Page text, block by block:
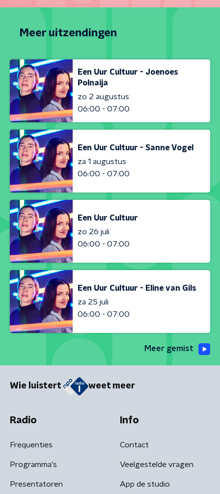
Meer uitzendingen
Een Uur Cultuur - Joenoes
Polnaija
zo 2 augustus
06:00 - 07:00
Een Uur Cultuur - Sanne Vogel
za 1 augustus
06:00 - 07:00
Een Uur Cultuur
zo 26 juli
06:00 - 07:00
Een Uur Cultuur - Eline van Gils
za 25 juli
06:00 - 07:00
Meer gemist
Wie luistert weet meer
Radio
Frequenties
Programma's
Presentatoren
Info
Contact
Veelgestelde vragen
App de studio